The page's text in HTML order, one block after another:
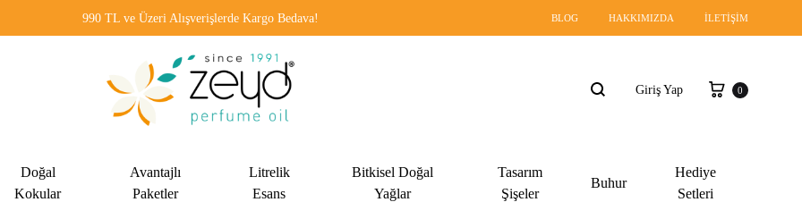
990 TL ve Üzeri Alışverişlerde Kargo Bedava! BLOG HAKKIMIZDA İLETIŞIM
erkekler
Ara
Giriş Yap Sepet
0
Doğal
Kokular
Avantajlı
Paketler
Litrelik
Esans
Bitkisel Doğal
Yağlar
Tasarım
Şişeler
Buhur
Hediye
Setleri